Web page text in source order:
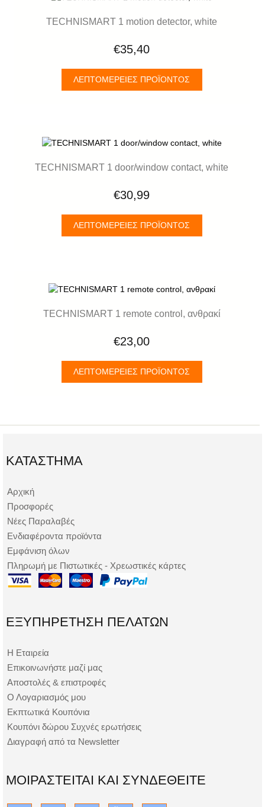
TECHNISMART 1 motion detector, white
€35,40
ΛΕΠΤΟΜΈΡΕΙΕΣ ΠΡΟΪΌΝΤΟΣ
TECHNISMART 1 door/window contact, white
€30,99
ΛΕΠΤΟΜΈΡΕΙΕΣ ΠΡΟΪΌΝΤΟΣ
TECHNISMART 1 remote control, ανθρακί
€23,00
ΛΕΠΤΟΜΈΡΕΙΕΣ ΠΡΟΪΌΝΤΟΣ
ΚΑΤΆΣΤΗΜΑ
Αρχική
Προσφορές
Νέες Παραλαβές
Ενδιαφέροντα προϊόντα
Εμφάνιση όλων
Πληρωμή με Πιστωτικές - Χρεωστικές κάρτες
ΕΞΥΠΗΡΈΤΗΣΗ ΠΕΛΑΤΏΝ
Η Εταιρεία
Επικοινωνήστε μαζί μας
Αποστολές & επιστροφές
Ο Λογαριασμός μου
Εκπτωτικά Κουπόνια
Κουπόνι δώρου Συχνές ερωτήσεις
Διαγραφή από τα Newsletter
ΜΟΙΡΑΣΤΕΊΤΑΙ ΚΑΙ ΣΥΝΔΕΘΕΊΤΕ